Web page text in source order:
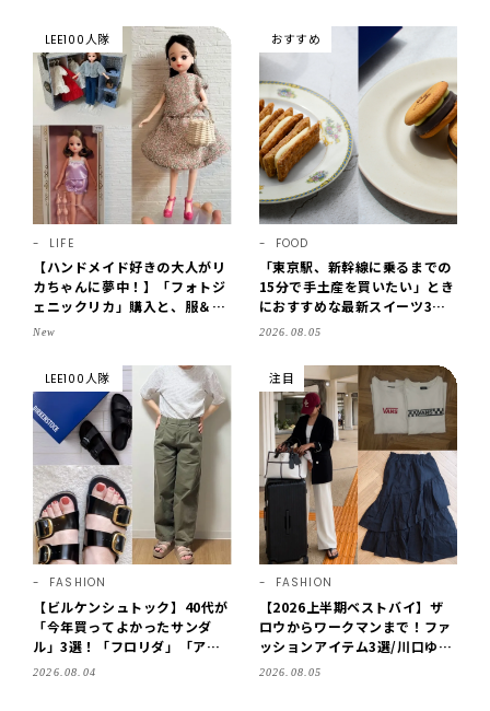
LEE100人隊
LIFE
【ハンドメイド好きの大人がリ
カちゃんに夢中！】「フォトジ
ェニックリカ」購入と、服＆ク
ローゼットの手づくり実例をご
New
おすすめ
FOOD
「東京駅、新幹線に乗るまでの
15分で手土産を買いたい」とき
におすすめな最新スイーツ3選
【東京駅改札内・朝8時開店】
2026.08.05
LEE100人隊
FASHION
【ビルケンシュトック】40代が
「今年買ってよかったサンダ
ル」3選！「フロリダ」「アリ
ゾナ」の履き心地＆サイズ選び
2026.08.04
注目
FASHION
【2026上半期ベストバイ】ザ
ロウからワークマンまで！ファ
ッションアイテム3選/川口ゆか
り
2026.08.05